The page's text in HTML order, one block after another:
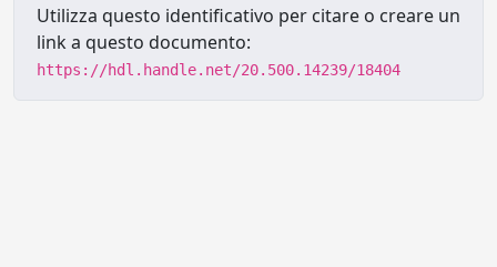
Utilizza questo identificativo per citare o creare un
link a questo documento:
https://hdl.handle.net/20.500.14239/18404